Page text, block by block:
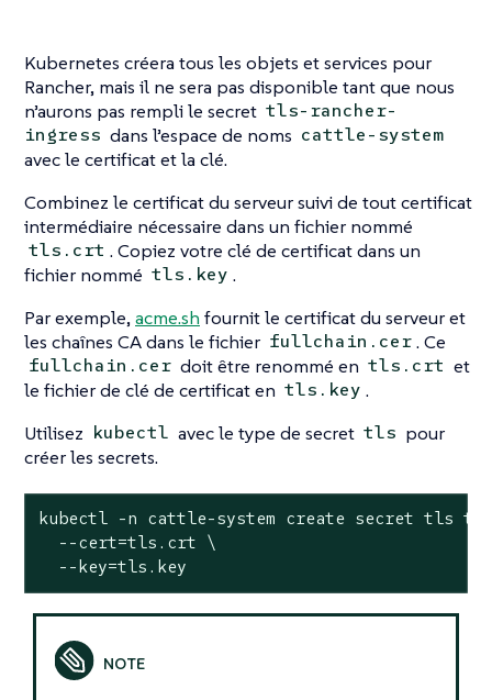
Kubernetes créera tous les objets et services pour
Rancher, mais il ne sera pas disponible tant que nous
n’aurons pas rempli le secret tls-rancher-
ingress dans l’espace de noms cattle-system
avec le certificat et la clé.
Combinez le certificat du serveur suivi de tout certificat
intermédiaire nécessaire dans un fichier nommé
tls.crt . Copiez votre clé de certificat dans un
fichier nommé tls.key .
Par exemple,acme.sh fournit le certificat du serveur et
les chaînes CA dans le fichier fullchain.cer. Ce
fullchain.cer doit être renommé en tls.crt et
le fichier de clé de certificat en tls.key .
Utilisez kubectl avec le type de secret tls pour
créer les secrets.
kubectl -n cattle-system create secret tls
  --cert=tls.crt \
  --key=tls.key